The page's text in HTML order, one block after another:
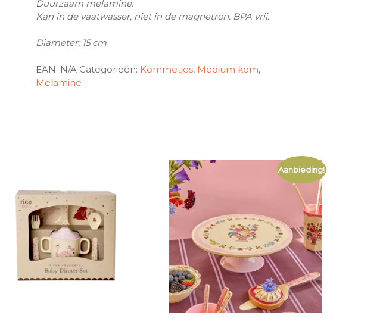
Duurzaam melamine.
Kan in de vaatwasser, niet in de magnetron. BPA vrij.
Diameter: 15 cm
EAN: N/A Categorieën: Kommetjes, Medium kom,
Melamine
Aanbieding!